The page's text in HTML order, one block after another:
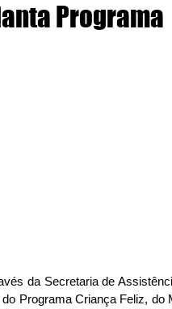
Programa
da Secretaria de
Programa Criança Feliz, do